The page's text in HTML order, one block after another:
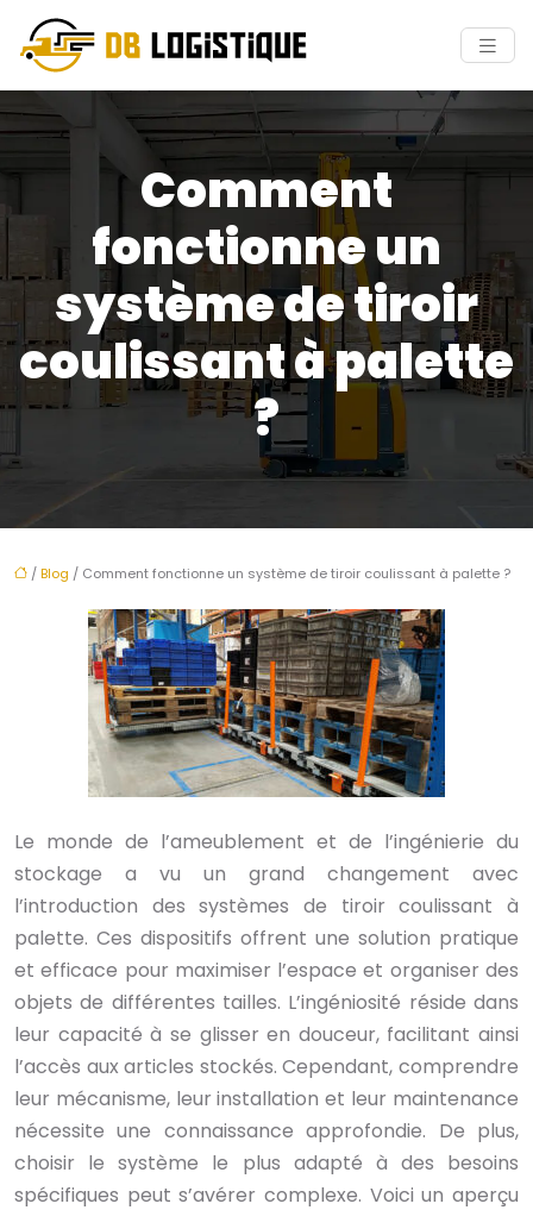
Comment
fonctionne un
système de tiroir
coulissant à palette
?
/Blog / Comment fonctionne un système de tiroir coulissant à palette ?
Le monde de l’ameublement et de l’ingénierie du
stockage a vu un grand changement avec
l’introduction des systèmes de tiroir coulissant à
palette. Ces dispositifs offrent une solution pratique
et efficace pour maximiser l’espace et organiser des
objets de différentes tailles. L’ingéniosité réside dans
leur capacité à se glisser en douceur, facilitant ainsi
l’accès aux articles stockés. Cependant, comprendre
leur mécanisme, leur installation et leur maintenance
nécessite une connaissance approfondie. De plus,
choisir le système le plus adapté à des besoins
spécifiques peut s’avérer complexe. Voici un aperçu